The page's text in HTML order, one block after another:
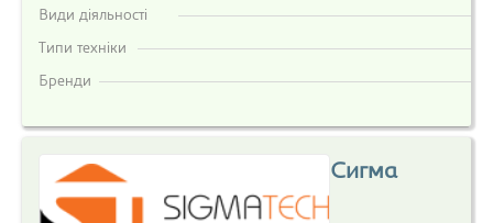
Види діяльності
Типи техніки
Бренди
Сигма